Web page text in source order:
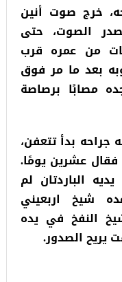
خرج صوت أنين
الصوت، حتى
من عمره قرب
بعد ما مر فوق
مصابًا برصاصة
بدأ تتعفن،
عشرين يومًا.
الباردتان لم
شيخ اربعيني
النفخ في يده
يريح الصدور.